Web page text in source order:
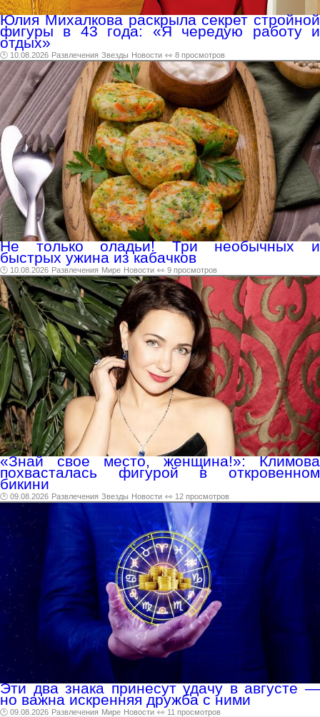
Юлия Михалкова раскрыла секрет стройной
фигуры в 43 года: «Я чередую работу и
отдых»
🕑 10.08.2026 Развлечения Звезды Новости 👀 8 просмотров
Не только оладьи! Три необычных и
быстрых ужина из кабачков
🕑 10.08.2026 Развлечения Мире Новости 👀 9 просмотров
«Знай свое место, женщина!»: Климова
похвасталась фигурой в откровенном
бикини
🕑 09.08.2026 Развлечения Звезды Новости 👀 12 просмотров
Эти два знака принесут удачу в августе —
но важна искренняя дружба с ними
🕑 09.08.2026 Развлечения Мире Новости 👀 11 просмотров